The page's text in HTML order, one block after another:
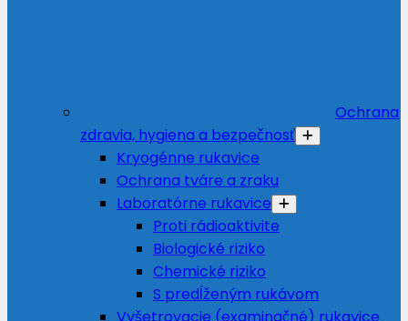
Ochrana
zdravia, hygiena a bezpečnosť
Kryogénne rukavice
Ochrana tváre a zraku
Laboratórne rukavice
Proti rádioaktivite
Biologické riziko
Chemické riziko
S predĺženým rukávom